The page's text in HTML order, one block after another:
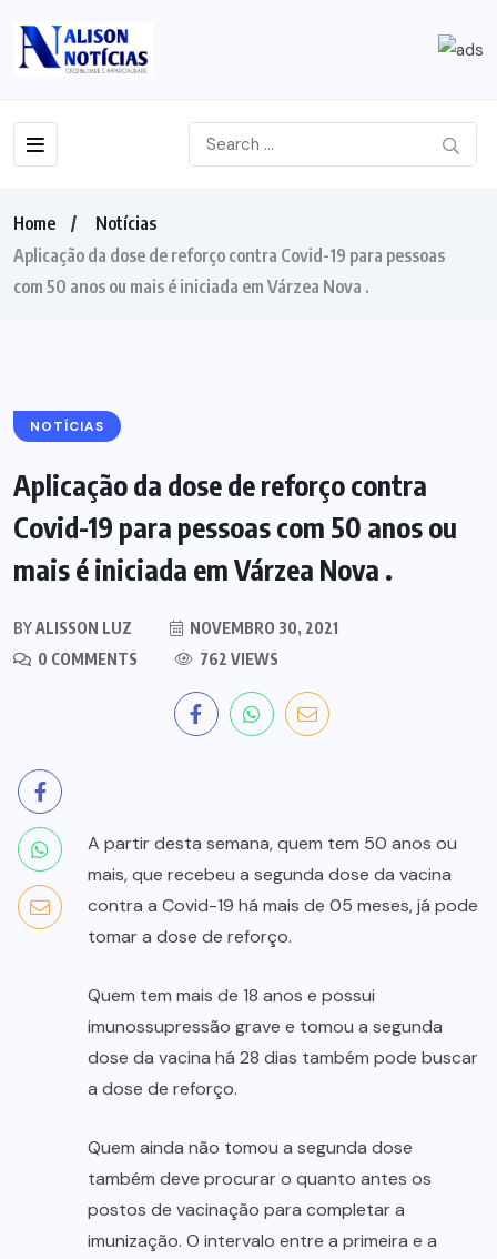
Home
Notícias
Aplicação da dose de reforço contra Covid-19 para pessoas
com 50 anos ou mais é iniciada em Várzea Nova .
NOTÍCIAS
Aplicação da dose de reforço contra
Covid-19 para pessoas com 50 anos ou
mais é iniciada em Várzea Nova .
BYALISSON LUZ
NOVEMBRO 30, 2021
0 COMMENTS
762 VIEWS
A partir desta semana, quem tem 50 anos ou
mais, que recebeu a segunda dose da vacina
contra a Covid-19 há mais de 05 meses, já pode
tomar a dose de reforço.
Quem tem mais de 18 anos e possui
imunossupressão grave e tomou a segunda
dose da vacina há 28 dias também pode buscar
a dose de reforço.
Quem ainda não tomou a segunda dose
também deve procurar o quanto antes os
postos de vacinação para completar a
imunização. O intervalo entre a primeira e a